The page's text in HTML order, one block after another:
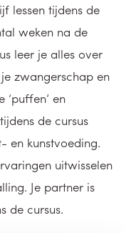
lessen tijdens de
weken na de
leer je alles over
zwangerschap en
en
de cursus
en kunstvoeding.
uitwisselen
Je partner is
de cursus.